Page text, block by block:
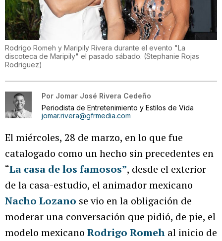
Rodrigo Romeh y Maripily Rivera durante el evento "La
discoteca de Maripily" el pasado sábado. (Stephanie Rojas
Rodriguez)
Por Jomar José Rivera Cedeño
Periodista de Entretenimiento y Estilos de Vida
jomar.rivera@gfrmedia.com
El miércoles, 28 de marzo, en lo que fue
catalogado como un hecho sin precedentes en
“La casa de los famosos”, desde el exterior
de la casa-estudio, el animador mexicano
Nacho Lozano se vio en la obligación de
moderar una conversación que pidió, de pie, el
modelo mexicano Rodrigo Romeh al inicio de